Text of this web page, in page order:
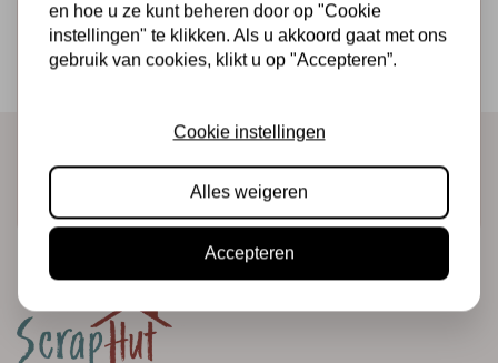
Schrijf je in voor de nieuwsbrief
Ontvang als eerste onze actie en nieuwe producten
en hoe u ze kunt beheren door op "Cookie
instellingen" te klikken. Als u akkoord gaat met ons
gebruik van cookies, klikt u op "Accepteren”.
Cookie instellingen
Alles weigeren
Accepteren